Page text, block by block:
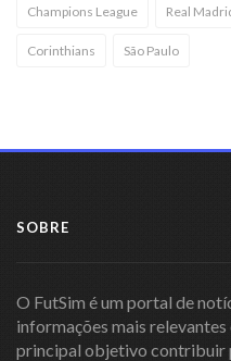
Champions League Real
Corinthians São Paulo
SOBRE
O FutSim é um portal de
informações mais
principal objetivo contribuir